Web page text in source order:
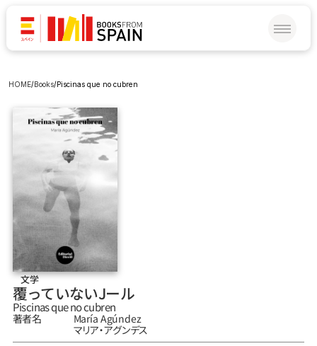
HOME/Books/Piscinas que no cubren
文学
覆っていないJール
Piscinas que no cubren
著者名
María Agúndez
マリア・アグンデス